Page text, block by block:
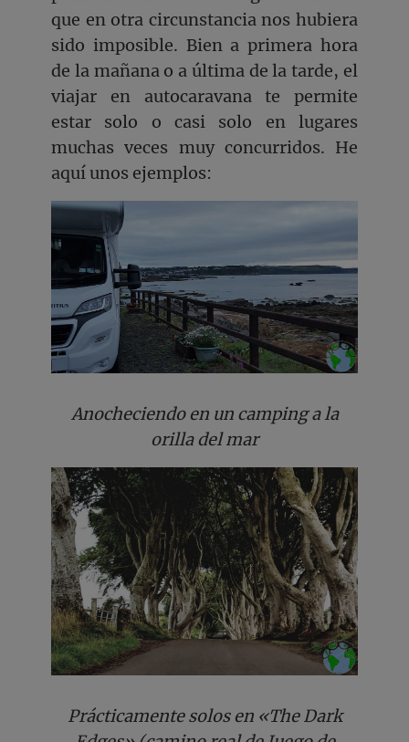
que en otra circunstancia nos hubiera
sido imposible. Bien a primera hora
de la mañana o a última de la tarde, el
viajar en autocaravana te permite
estar solo o casi solo en lugares
muchas veces muy concurridos. He
aquí unos ejemplos:
Anocheciendo en un camping a la
orilla del mar
Prácticamente solos en «The Dark